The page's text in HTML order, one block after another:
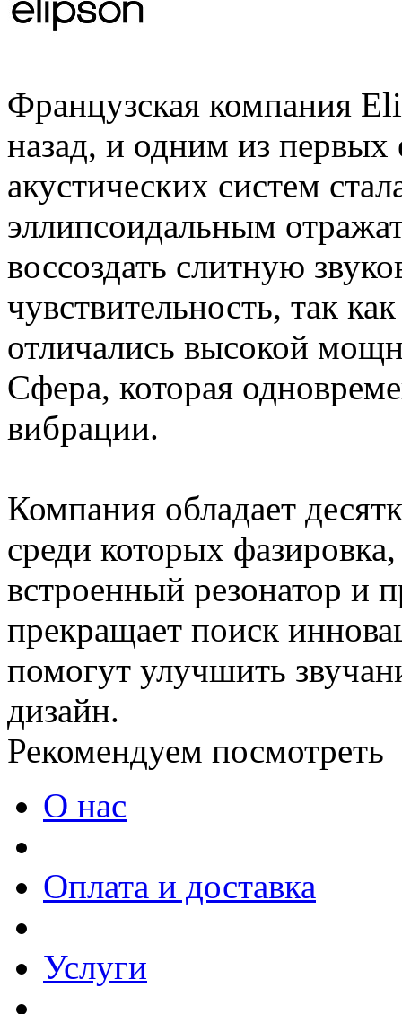
Французская компания
назад, и одним из первых
акустических систем
эллипсоидальным
воссоздать слитную
чувствительность, так
отличались высокой
Сфера, которая
вибрации.
Компания обладает
среди которых
встроенный резонатор и
прекращает поиск
помогут улучшить
дизайн.
Рекомендуем посмотреть
О нас
Оплата и доставка
Услуги